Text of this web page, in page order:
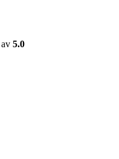
av 5.0